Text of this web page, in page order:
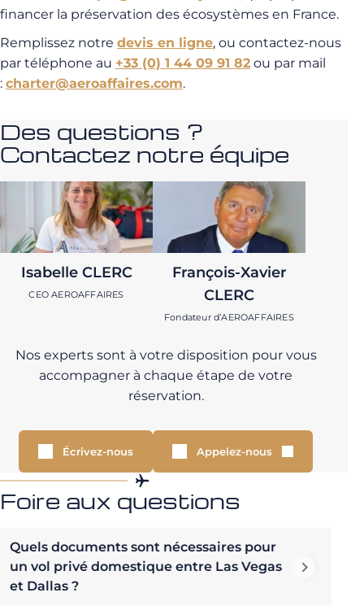
financer la préservation des écosystèmes en France.
Remplissez notre devis en ligne, ou contactez-nous
par téléphone au +33 (0) 1 44 09 91 82 ou par mail
: charter@aeroaffaires.com.
Des questions ?
Contactez notre équipe
Isabelle CLERC
CEO AEROAFFAIRES
François-Xavier
CLERC
Fondateur d’AEROAFFAIRES
Nos experts sont à votre disposition pour vous
accompagner à chaque étape de votre
réservation.
Écrivez-nous Appelez-nous
Foire aux questions
Quels documents sont nécessaires pour
un vol privé domestique entre Las Vegas
et Dallas ?